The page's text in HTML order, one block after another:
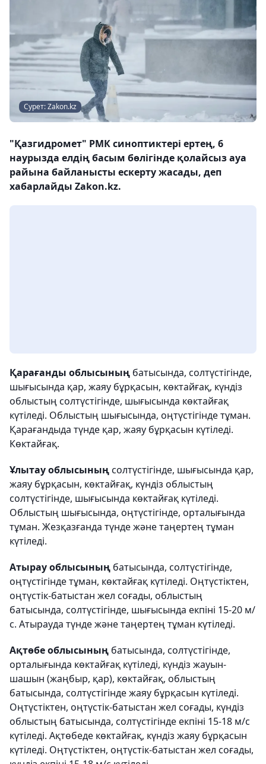
Сурет: Zakon.kz
"Қазгидромет" РМК синоптиктері ертең, 6
наурызда елдің басым бөлігінде қолайсыз ауа
райына байланысты ескерту жасады, деп
хабарлайды Zakon.kz.
Қарағанды облысының батысында, солтүстігінде,
шығысында қар, жаяу бұрқасын, көктайғақ, күндіз
облыстың солтүстігінде, шығысында көктайғақ
күтіледі. Облыстың шығысында, оңтүстігінде тұман.
Қарағандыда түнде қар, жаяу бұрқасын күтіледі.
Көктайғақ.
Ұлытау облысыныңсолтүстігінде, шығысында қар,
жаяу бұрқасын, көктайғақ, күндіз облыстың
солтүстігінде, шығысында көктайғақ күтіледі.
Облыстың шығысында, оңтүстігінде, орталығында
тұман. Жезқазғанда түнде және таңертең тұман
күтіледі.
Атырау облысының батысында, солтүстігінде,
оңтүстігінде тұман, көктайғақ күтіледі. Оңтүстіктен,
оңтүстік-батыстан жел соғады, облыстың
батысында, солтүстігінде, шығысында екпіні 15-20 м/
с. Атырауда түнде және таңертең тұман күтіледі.
Ақтөбе облысының батысында, солтүстігінде,
орталығында көктайғақ күтіледі, күндіз жауын-
шашын (жаңбыр, қар), көктайғақ, облыстың
батысында, солтүстігінде жаяу бұрқасын күтіледі.
Оңтүстіктен, оңтүстік-батыстан жел соғады, күндіз
облыстың батысында, солтүстігінде екпіні 15-18 м/с
күтіледі. Ақтөбеде көктайғақ, күндіз жаяу бұрқасын
күтіледі. Оңтүстіктен, оңтүстік-батыстан жел соғады,